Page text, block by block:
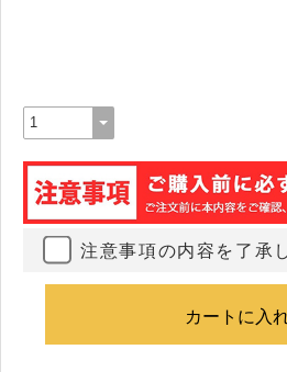
注意事項の内容を了承